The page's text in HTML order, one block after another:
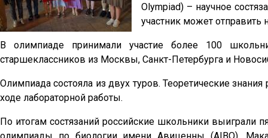
Olympiad) – научное
участник может отправить
В олимпиаде принимали участие более 100
старшеклассников из Москвы, Санкт-Петербурга и
Олимпиада состояла из двух туров. Теоретические
ходе лабораторной работы.
По итогам состязаний российские школьники